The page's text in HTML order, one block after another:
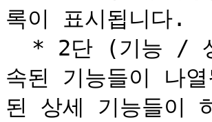
록이 표시됩니다.
속된 기능들이 나
된 상세 기능들이